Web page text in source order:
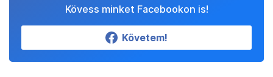
Kövess minket Facebookon is!
Követem!